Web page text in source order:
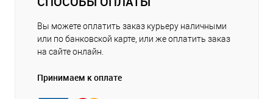
Вы можете оплатить заказ курьеру наличными
или по банковской карте, или же оплатить заказ
на сайте онлайн.
Принимаем к оплате